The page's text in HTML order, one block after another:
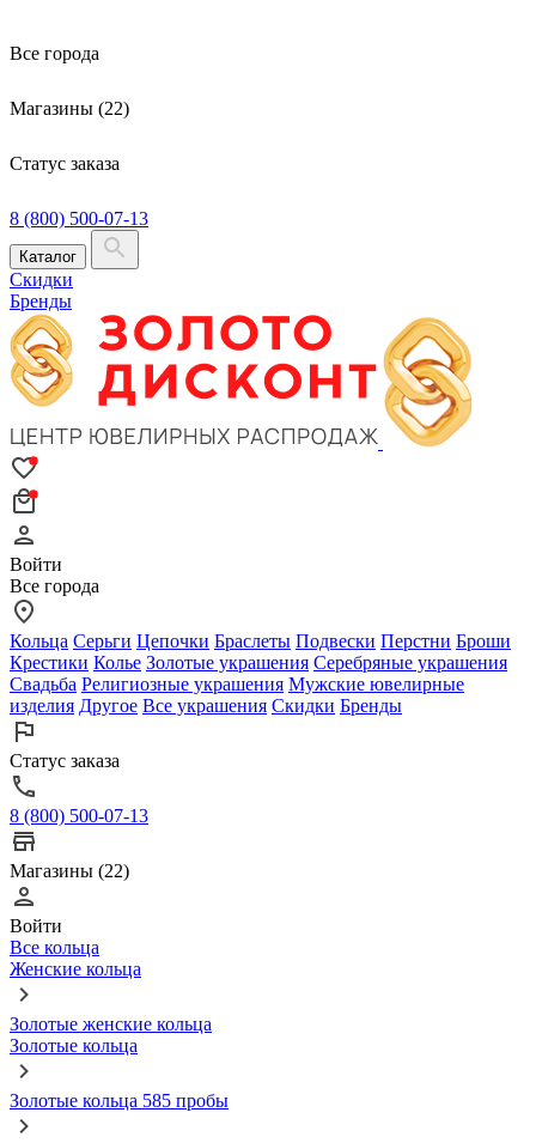
Все города
Магазины (22)
Статус заказа
8 (800) 500-07-13
Каталог
Скидки
Бренды
Войти
Все города
Кольца Серьги Цепочки Браслеты Подвески Перстни Броши
Крестики Колье Золотые украшения Серебряные украшения
Свадьба Религиозные украшения Мужские ювелирные
изделия Другое Все украшения Скидки Бренды
Статус заказа
8 (800) 500-07-13
Магазины (22)
Войти
Все кольца
Женские кольца
Золотые женские кольца
Золотые кольца
Золотые кольца 585 пробы